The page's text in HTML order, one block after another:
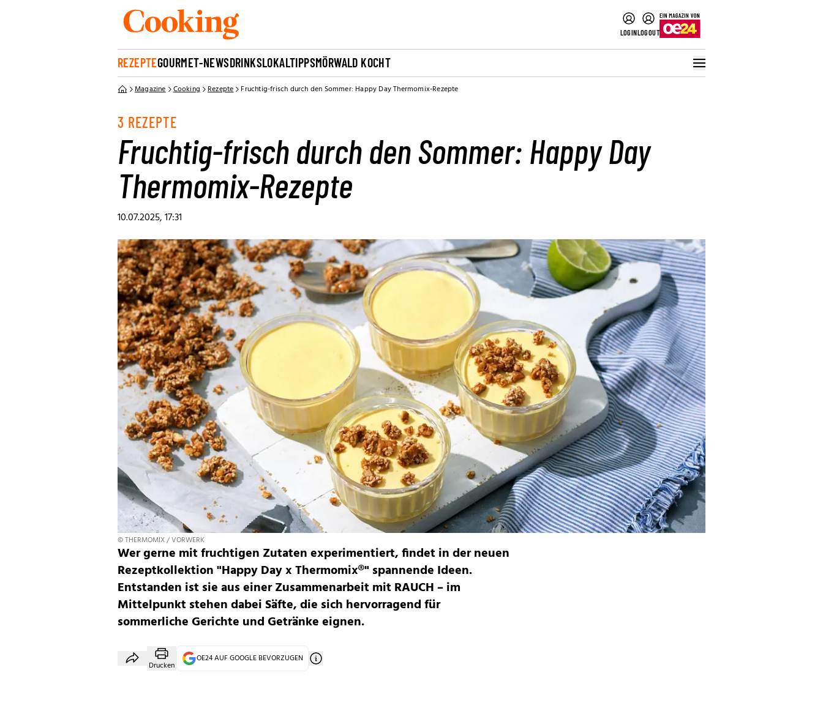
LOGINLOGOUT
REZEPTEGOURMET-NEWSDRINKSLOKALTIPPSMÖRWALD KOCHT
Magazine Cooking Rezepte Fruchtig-frisch durch den Sommer: Happy Day Thermomix-Rezepte
3 REZEPTE
Fruchtig-frisch durch den Sommer: Happy Day
Thermomix-Rezepte
10.07.2025, 17:31
© THERMOMIX / VORWERK
Wer gerne mit fruchtigen Zutaten experimentiert, findet in der neuen
Rezeptkollektion "Happy Day x Thermomix®" spannende Ideen.
Entstanden ist sie aus einer Zusammenarbeit mit RAUCH – im
Mittelpunkt stehen dabei Säfte, die sich hervorragend für
sommerliche Gerichte und Getränke eignen.
Drucken
OE24 AUF GOOGLE BEVORZUGEN